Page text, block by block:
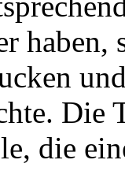
Die
die